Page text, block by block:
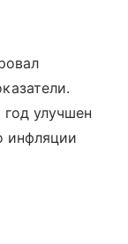
улучшен
инфляции